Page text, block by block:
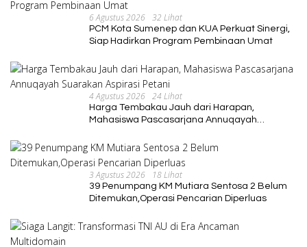
6 Agustus 2026 32 Lihat
PCM Kota Sumenep dan KUA Perkuat Sinergi,
Siap Hadirkan Program Pembinaan Umat
4 Agustus 2026 24 Lihat
Harga Tembakau Jauh dari Harapan,
Mahasiswa Pascasarjana Annuqayah
3 Agustus 2026 18 Lihat
39 Penumpang KM Mutiara Sentosa 2 Belum
Ditemukan,Operasi Pencarian Diperluas